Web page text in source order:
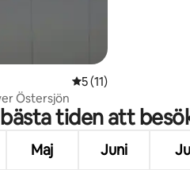
5 av 5 i
5 (11)
Östersjön
tiden att
Maj Juni